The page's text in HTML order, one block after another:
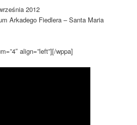
2012
Arkadego Fiedlera – Santa Maria
align=”left”][/wppa]